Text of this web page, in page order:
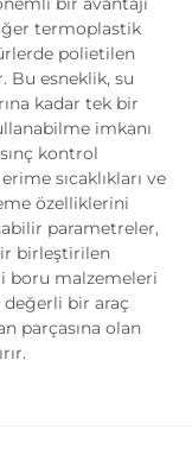
termoplastik
polietilen
Bu esneklik, su
kadar tek bir
imkanı
kontrol
sıcaklıkları ve
özelliklerini
parametreler,
birleştirilen
boru malzemeleri
bir araç
parçasına olan